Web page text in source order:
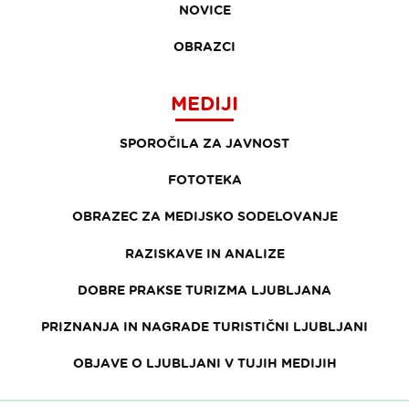
NOVICE
OBRAZCI
MEDIJI
SPOROČILA ZA JAVNOST
FOTOTEKA
OBRAZEC ZA MEDIJSKO SODELOVANJE
RAZISKAVE IN ANALIZE
DOBRE PRAKSE TURIZMA LJUBLJANA
PRIZNANJA IN NAGRADE TURISTIČNI LJUBLJANI
OBJAVE O LJUBLJANI V TUJIH MEDIJIH